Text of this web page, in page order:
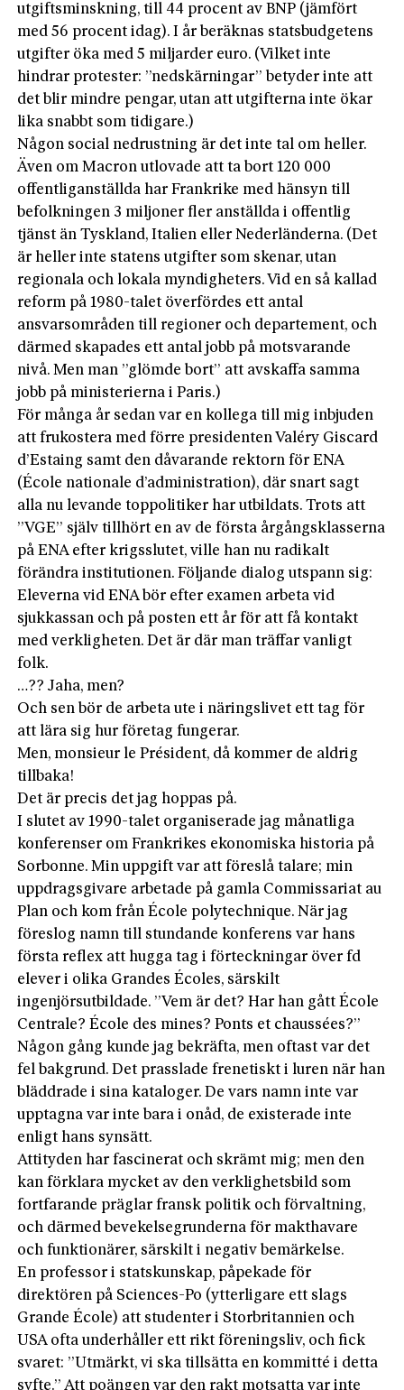
utgiftsminskning, till 44 procent av BNP (jämfört
med 56 procent idag). I år beräknas statsbudgetens
utgifter öka med 5 miljarder euro. (Vilket inte
hindrar protester: ”nedskärningar” betyder inte att
det blir mindre pengar, utan att utgifterna inte ökar
lika snabbt som tidigare.)
Någon social nedrustning är det inte tal om heller.
Även om Macron utlovade att ta bort 120 000
offentliganställda har Frankrike med hänsyn till
befolkningen 3 miljoner fler anställda i offentlig
tjänst än Tyskland, Italien eller Nederländerna. (Det
är heller inte statens utgifter som skenar, utan
regionala och lokala myndigheters. Vid en så kallad
reform på 1980-talet överfördes ett antal
ansvarsområden till regioner och departement, och
därmed skapades ett antal jobb på motsvarande
nivå. Men man ”glömde bort” att avskaffa samma
jobb på ministerierna i Paris.)
För många år sedan var en kollega till mig inbjuden
att frukostera med förre presidenten Valéry Giscard
d’Estaing samt den dåvarande rektorn för ENA
(École nationale d’administration), där snart sagt
alla nu levande toppolitiker har utbildats. Trots att
”VGE” själv tillhört en av de första årgångsklasserna
på ENA efter krigsslutet, ville han nu radikalt
förändra institutionen. Följande dialog utspann sig:
Eleverna vid ENA bör efter examen arbeta vid
sjukkassan och på posten ett år för att få kontakt
med verkligheten. Det är där man träffar vanligt
folk.
…?? Jaha, men?
Och sen bör de arbeta ute i näringslivet ett tag för
att lära sig hur företag fungerar.
Men, monsieur le Président, då kommer de aldrig
tillbaka!
Det är precis det jag hoppas på.
I slutet av 1990-talet organiserade jag månatliga
konferenser om Frankrikes ekonomiska historia på
Sorbonne. Min uppgift var att föreslå talare; min
uppdragsgivare arbetade på gamla Commissariat au
Plan och kom från École polytechnique. När jag
föreslog namn till stundande konferens var hans
första reflex att hugga tag i förteckningar över fd
elever i olika Grandes Écoles, särskilt
ingenjörsutbildade. ”Vem är det? Har han gått École
Centrale? École des mines? Ponts et chaussées?”
Någon gång kunde jag bekräfta, men oftast var det
fel bakgrund. Det prasslade frenetiskt i luren när han
bläddrade i sina kataloger. De vars namn inte var
upptagna var inte bara i onåd, de existerade inte
enligt hans synsätt.
Attityden har fascinerat och skrämt mig; men den
kan förklara mycket av den verklighetsbild som
fortfarande präglar fransk politik och förvaltning,
och därmed bevekelsegrunderna för makthavare
och funktionärer, särskilt i negativ bemärkelse.
En professor i statskunskap, påpekade för
direktören på Sciences-Po (ytterligare ett slags
Grande École) att studenter i Storbritannien och
USA ofta underhåller ett rikt föreningsliv, och fick
svaret: ”Utmärkt, vi ska tillsätta en kommitté i detta
syfte.” Att poängen var den rakt motsatta var inte